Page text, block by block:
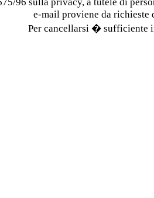
e-mail proviene da
Per cancellarsi � sufficiente